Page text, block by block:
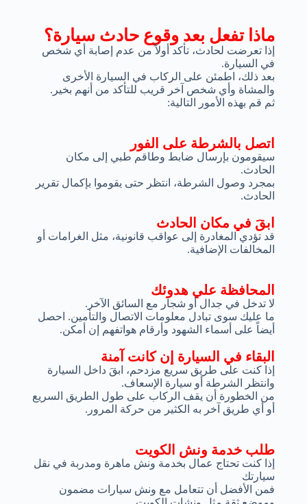
ماذا تفعل بعد وقوع حادث سيارة؟
إذا تعرضت لحادث، تأكد أولاً من عدم إصابة أي شخص
في السيارة.
بعد ذلك، اطمئن على الركاب في السيارة الأخرى
والمشاة وأي شخص آخر قريب للتأكد من أنهم بخير.
ثم قم بهذه الأمور التالية:
ابقَ في مكان الحادث
قد تؤدي المغادرة إلى عواقب قانونية، مثل الغرامات أو
المخالفات الإضافية.
اتصل بالشرطة على الفور
سيقومون بإرسال ضابط وطاقم طبي إلى مكان
الحادث.
بمجرد وصول الشرطة، انتظر حتى يقوموا بإكمال تقرير
الحادث.
البقاء في السيارة إن كانت آمنة
إذا كنت على طريق سريع مزدحم، ابقَ داخل السيارة
وانتظر الشرطة أو سيارة الإسعاف.
من الخطورة أن يقف الركاب على طول الطريق السريع
أو أي طريق آخر به الكثير من حركة المرور.
المحافظة علي هدوئك
لا تدخل في جدال أو شجار مع السائق الآخر.
ما عليك سوى تبادل معلومات الاتصال والتأمين. احصل
أيضاً على أسماء الشهود وأرقام هواتفهم إن أمكن.
طلب خدمة ونش الكويت
إذا كنت تحتاج عمال بخدمة ونش ماهرة ومدربة في نقل
سيارتك
فمن الأفضل أن تتعامل مع ونش سيارات مضمون